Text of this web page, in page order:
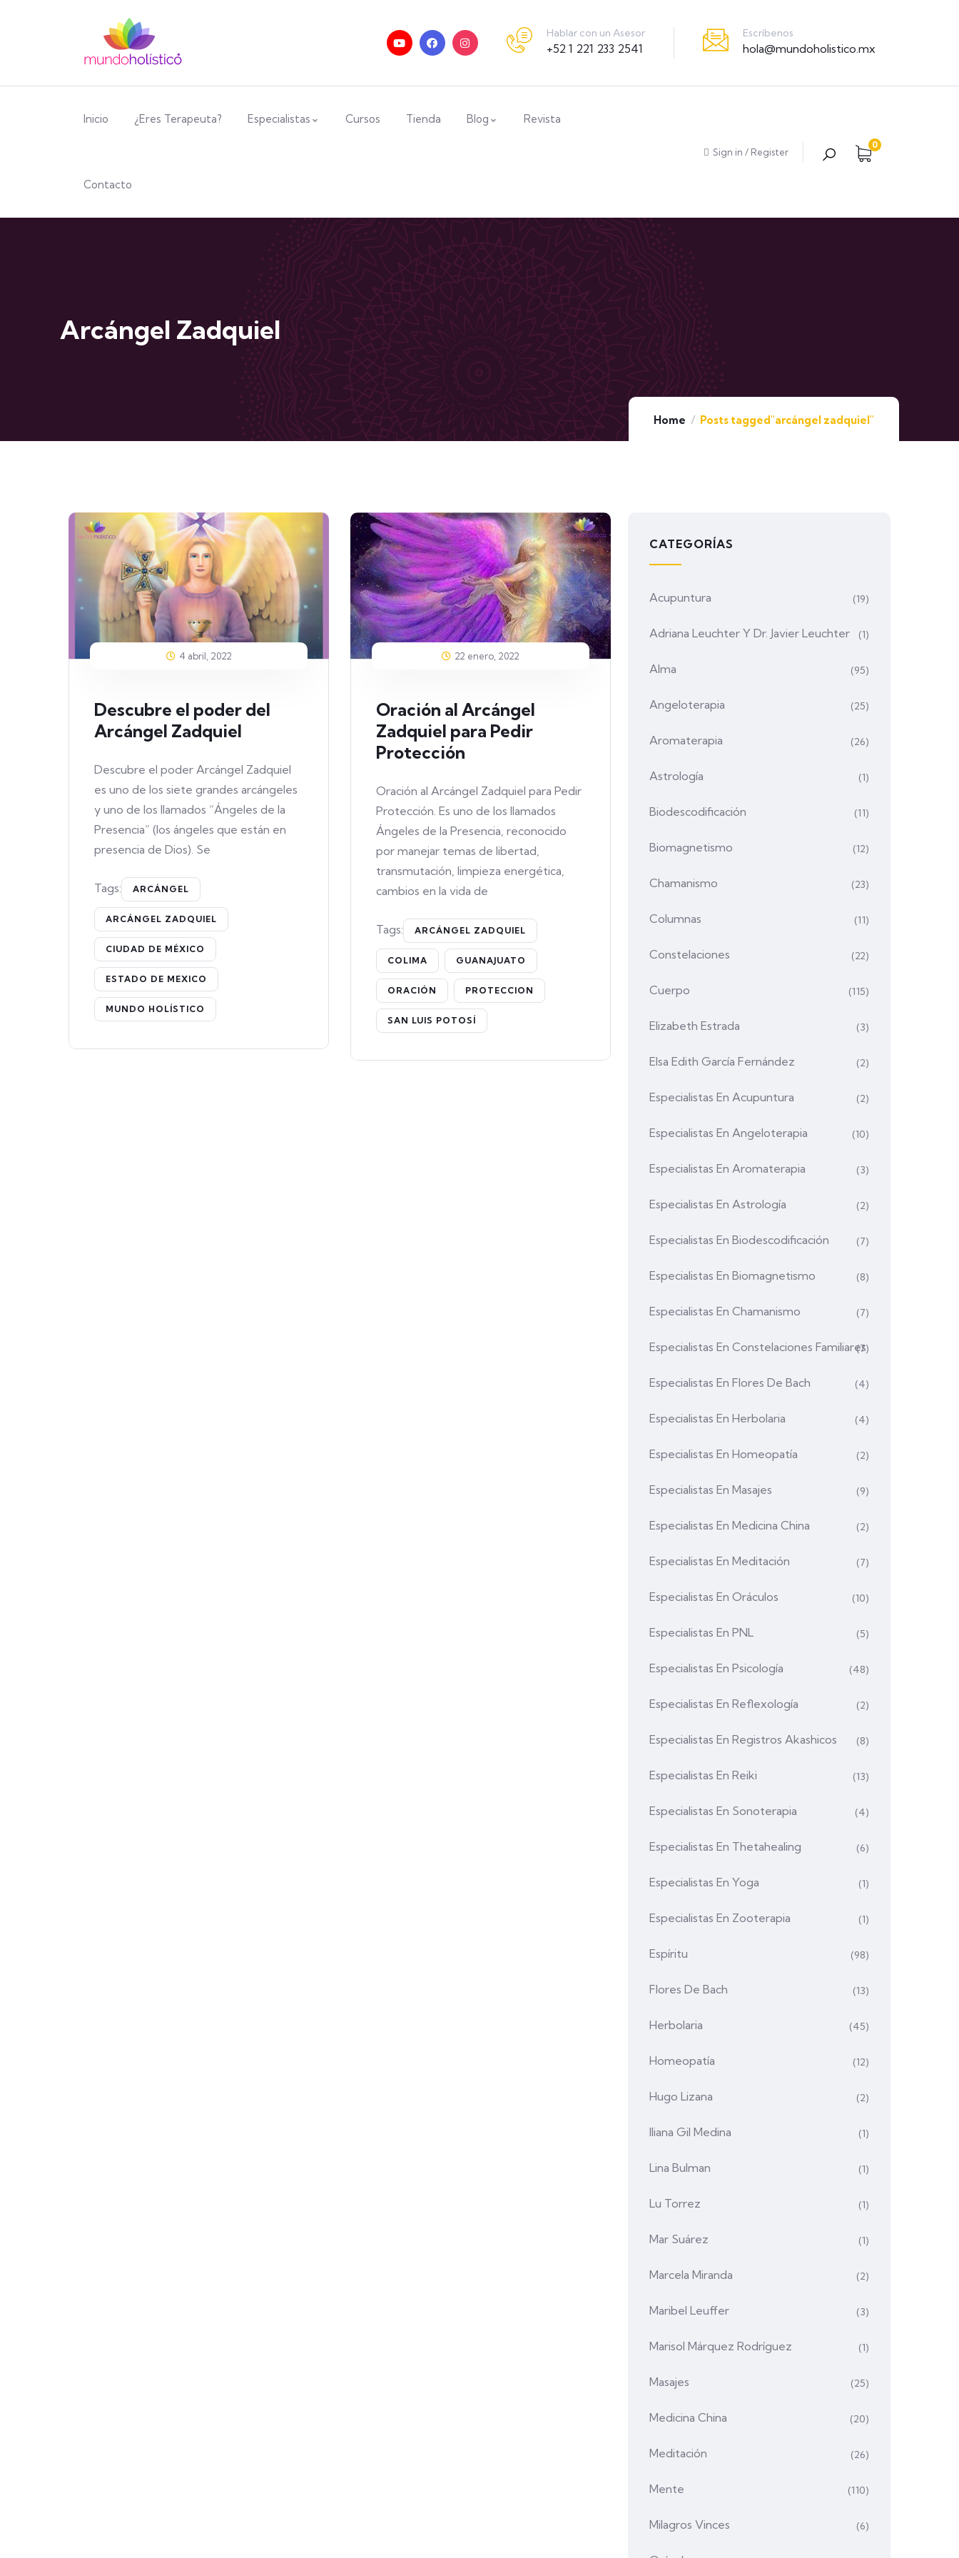
Hablar con un Asesor
+52 1 221 233 2541
Escríbenos
hola@mundoholistico.mx
Inicio ¿Eres Terapeuta? Especialistas Cursos Tienda Blog Revista
Contacto
Sign in / Register
0
Arcángel Zadquiel
Home Posts tagged"arcángel zadquiel"
4 abril, 2022
Descubre el poder del
Arcángel Zadquiel
Descubre el poder Arcángel Zadquiel
es uno de los siete grandes arcángeles
y uno de los llamados “Ángeles de la
Presencia” (los ángeles que están en
presencia de Dios). Se
Tags: ARCÁNGEL
ARCÁNGEL ZADQUIEL
CIUDAD DE MÉXICO
ESTADO DE MEXICO
MUNDO HOLÍSTICO
22 enero, 2022
Oración al Arcángel
Zadquiel para Pedir
Protección
Oración al Arcángel Zadquiel para Pedir
Protección. Es uno de los llamados
Ángeles de la Presencia, reconocido
por manejar temas de libertad,
transmutación, limpieza energética,
cambios en la vida de
Tags: ARCÁNGEL ZADQUIEL
COLIMA GUANAJUATO
ORACIÓN PROTECCION
SAN LUIS POTOSÍ
CATEGORÍAS
Acupuntura (19)
Adriana Leuchter Y Dr. Javier Leuchter (1)
Alma (95)
Angeloterapia (25)
Aromaterapia (26)
Astrología (1)
Biodescodificación (11)
Biomagnetismo (12)
Chamanismo (23)
Columnas (11)
Constelaciones (22)
Cuerpo (115)
Elizabeth Estrada (3)
Elsa Edith García Fernández (2)
Especialistas En Acupuntura (2)
Especialistas En Angeloterapia (10)
Especialistas En Aromaterapia (3)
Especialistas En Astrología (2)
Especialistas En Biodescodificación (7)
Especialistas En Biomagnetismo (8)
Especialistas En Chamanismo (7)
Especialistas En Constelaciones Familiares
(7)
Especialistas En Flores De Bach (4)
Especialistas En Herbolaria (4)
Especialistas En Homeopatía (2)
Especialistas En Masajes (9)
Especialistas En Medicina China (2)
Especialistas En Meditación (7)
Especialistas En Oráculos (10)
Especialistas En PNL (5)
Especialistas En Psicología (48)
Especialistas En Reflexología (2)
Especialistas En Registros Akashicos (8)
Especialistas En Reiki (13)
Especialistas En Sonoterapia (4)
Especialistas En Thetahealing (6)
Especialistas En Yoga (1)
Especialistas En Zooterapia (1)
Espíritu (98)
Flores De Bach (13)
Herbolaria (45)
Homeopatía (12)
Hugo Lizana (2)
Iliana Gil Medina (1)
Lina Bulman (1)
Lu Torrez (1)
Mar Suárez (1)
Marcela Miranda (2)
Maribel Leuffer (3)
Marisol Márquez Rodríguez (1)
Masajes (25)
Medicina China (20)
Meditación (26)
Mente (110)
Milagros Vinces (6)